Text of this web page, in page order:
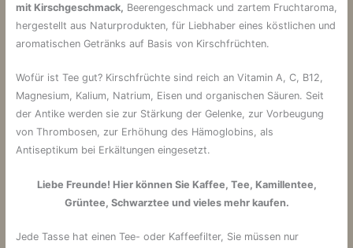
mit Kirschgeschmack, Beerengeschmack und zartem Fruchtaroma,
hergestellt aus Naturprodukten, für Liebhaber eines köstlichen und
aromatischen Getränks auf Basis von Kirschfrüchten.
Wofür ist Tee gut? Kirschfrüchte sind reich an Vitamin A, C, B12,
Magnesium, Kalium, Natrium, Eisen und organischen Säuren. Seit
der Antike werden sie zur Stärkung der Gelenke, zur Vorbeugung
von Thrombosen, zur Erhöhung des Hämoglobins, als
Antiseptikum bei Erkältungen eingesetzt.
Liebe Freunde! Hier können Sie Kaffee, Tee, Kamillentee,
Grüntee, Schwarztee und vieles mehr kaufen.
Jede Tasse hat einen Tee- oder Kaffeefilter, Sie müssen nur